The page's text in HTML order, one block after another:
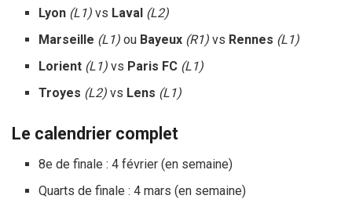
Lyon (L1) vs Laval (L2)
Marseille (L1) ou Bayeux (R1) vs Rennes (L1)
Lorient (L1) vs Paris FC (L1)
Troyes (L2) vs Lens (L1)
Le calendrier complet
8e de finale : 4 février (en semaine)
Quarts de finale : 4 mars (en semaine)